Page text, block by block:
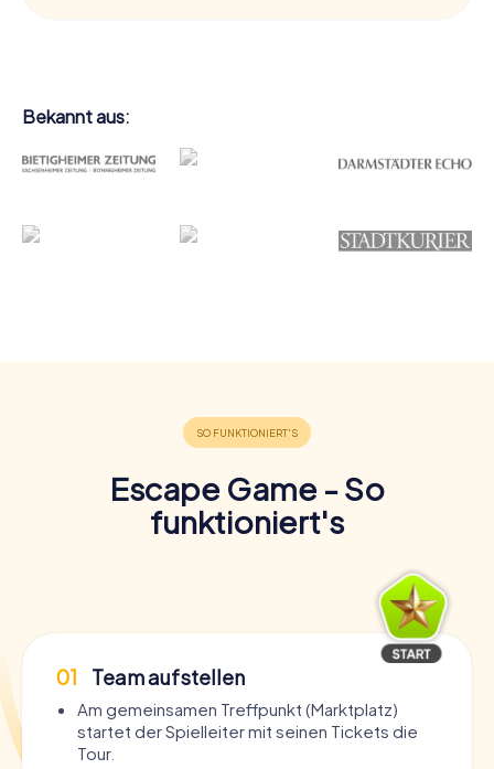
Bekannt aus:
Escape Game - So
funktioniert's
01 Team aufstellen
Am gemeinsamen Treffpunkt (Marktplatz)
startet der Spielleiter mit seinen Tickets die
Tour.